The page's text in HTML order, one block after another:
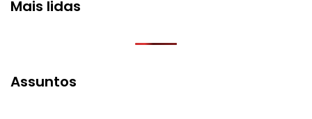
Mais lidas
Assuntos